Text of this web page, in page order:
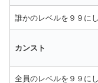
誰かのレベルを９９にし
カンスト
全員のレベルを９９にし